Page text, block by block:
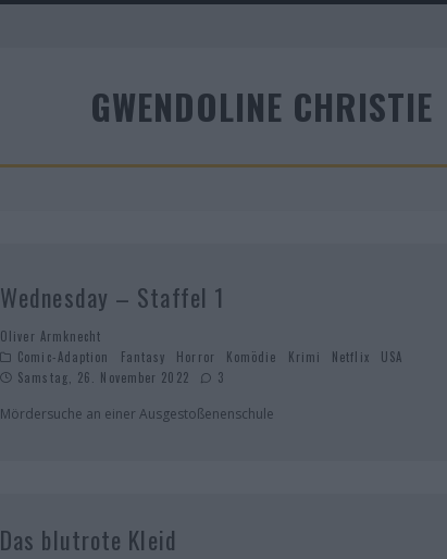
GWENDOLINE CHRISTIE
Wednesday – Staffel 1
Oliver Armknecht
Comic-Adaption
Fantasy Horror Komödie Krimi Netflix
USA
Samstag, 26. November 2022
3
Mördersuche an einer Ausgestoßenenschule
Das blutrote Kleid